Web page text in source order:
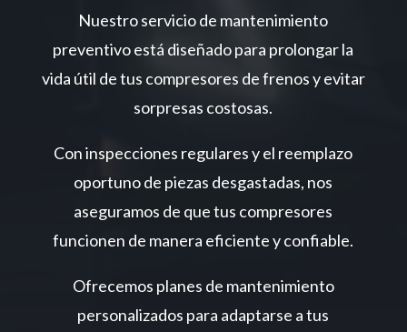
Nuestro servicio de mantenimiento
preventivo está diseñado para prolongar la
vida útil de tus compresores de frenos y evitar
sorpresas costosas.
Con inspecciones regulares y el reemplazo
oportuno de piezas desgastadas, nos
aseguramos de que tus compresores
funcionen de manera eficiente y confiable.
Ofrecemos planes de mantenimiento
personalizados para adaptarse a tus